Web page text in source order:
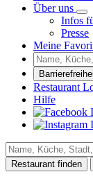
Über uns
Infos
Presse
Meine
Restaurant
Hilfe
Restaurant finden